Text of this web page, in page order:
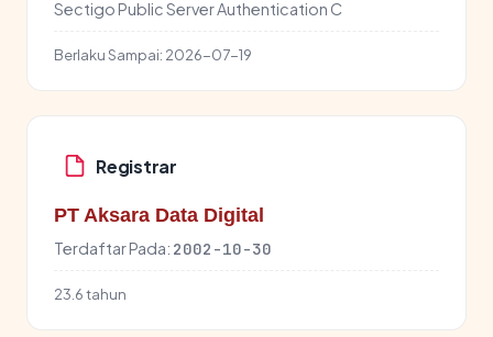
Sectigo Public Server Authentication C
Berlaku Sampai: 2026-07-19
Registrar
PT Aksara Data Digital
Terdaftar Pada: 2002-10-30
23.6 tahun